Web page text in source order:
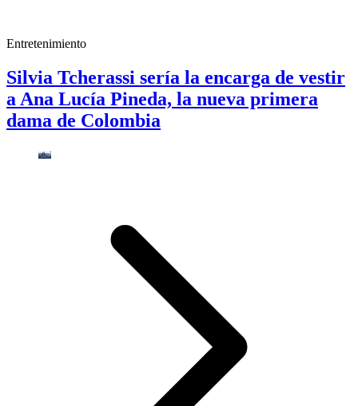
Entretenimiento
Silvia Tcherassi sería la encarga de vestir
a Ana Lucía Pineda, la nueva primera
dama de Colombia